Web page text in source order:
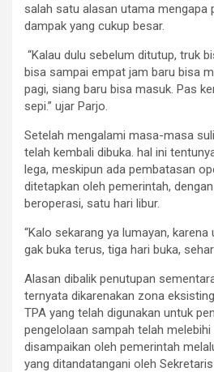
salah satu alasan utama mengapa
dampak yang cukup besar.
“Kalau dulu sebelum ditutup, truk
bisa sampai empat jam baru bisa
pagi, siang baru bisa masuk. Pas
sepi.” ujar Parjo.
Setelah mengalami masa-masa
telah kembali dibuka. hal ini
lega, meskipun ada pembatasan
ditetapkan oleh pemerintah,
beroperasi, satu hari libur.
“Kalo sekarang ya lumayan, karena
gak buka terus, tiga hari buka,
Alasan dibalik penutupan
ternyata dikarenakan zona
TPA yang telah digunakan untuk
pengelolaan sampah telah
disampaikan oleh pemerintah
yang ditandatangani oleh